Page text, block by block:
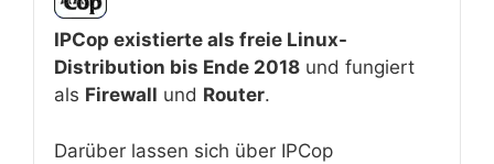
IPCop existierte als freie Linux-
Distribution bis Ende 2018 und fungiert
als Firewall und Router.
Darüber lassen sich über IPCop